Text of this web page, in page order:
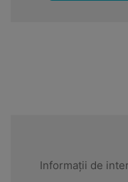
Informații de